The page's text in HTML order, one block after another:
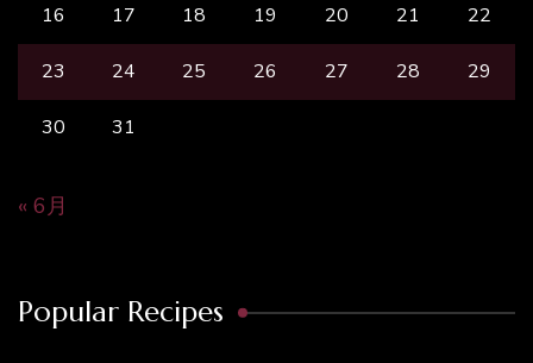
16 17 18 19 20 21 22
23 24 25 26 27 28 29
30 31
« 6月
Popular Recipes